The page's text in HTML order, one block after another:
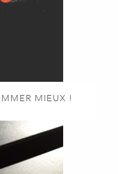
MIEUX !